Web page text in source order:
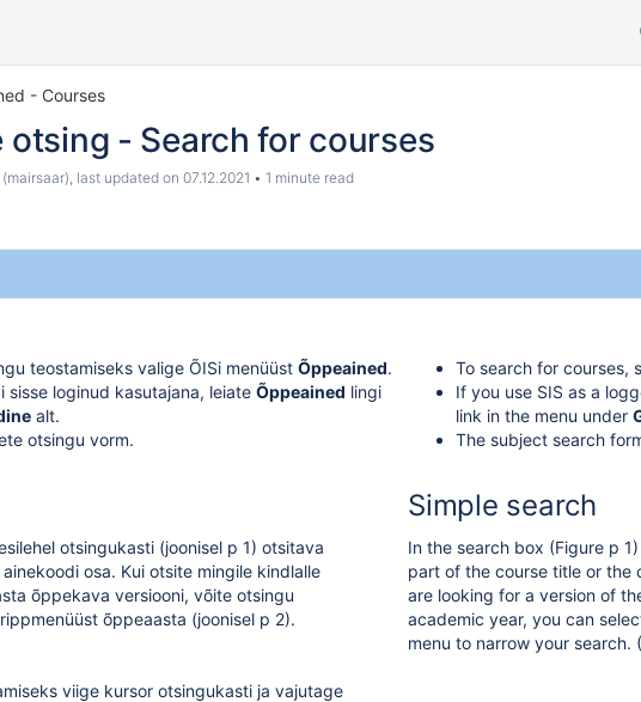
- Courses
otsing - Search for courses
, last updated on 07.12.2021 1 minute read
teostamiseks valige ÕISi menüüst Õppeained.
sisse loginud kasutajana, leiate Õppeained lingi
alt.
otsingu vorm.
otsingukasti (joonisel p 1) otsitava
osa. Kui otsite mingile kindlalle
õppekava versiooni, võite otsingu
õppeaasta (joonisel p 2).
viige kursor otsingukasti ja vajutage
To search for courses,
If you use SIS as a
link in the menu under
The subject search
Simple search
In the search box (Figure p
part of the course title or the
are looking for a version of
academic year, you can
menu to narrow your search.